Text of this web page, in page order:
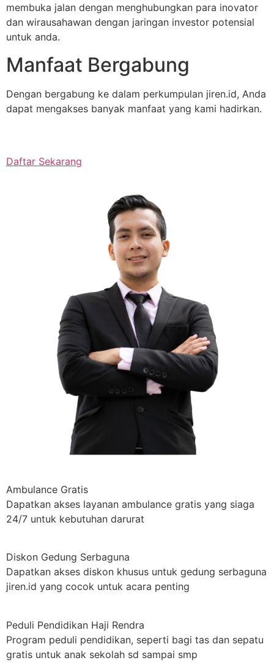
membuka jalan dengan menghubungkan para inovator
dan wirausahawan dengan jaringan investor potensial
untuk anda.
Manfaat Bergabung
Dengan bergabung ke dalam perkumpulan jiren.id, Anda
dapat mengakses banyak manfaat yang kami hadirkan.
Daftar Sekarang
Ambulance Gratis
Dapatkan akses layanan ambulance gratis yang siaga
24/7 untuk kebutuhan darurat
Diskon Gedung Serbaguna
Dapatkan akses diskon khusus untuk gedung serbaguna
jiren.id yang cocok untuk acara penting
Peduli Pendidikan Haji Rendra
Program peduli pendidikan, seperti bagi tas dan sepatu
gratis untuk anak sekolah sd sampai smp